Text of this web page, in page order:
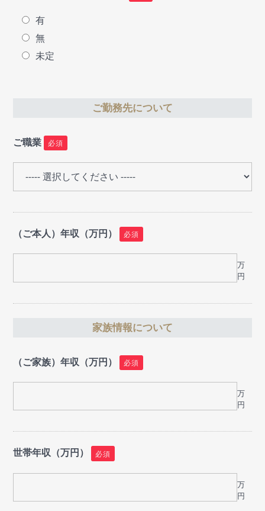
有
無
未定
ご勤務先について
ご職業 必須
（ご本人）年収（万円） 必須
万
円
家族情報について
（ご家族）年収（万円） 必須
万
円
世帯年収（万円） 必須
万
円